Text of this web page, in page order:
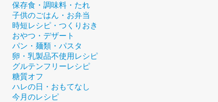
保存食・調味料・たれ
子供のごはん・お弁当
時短レシピ・つくりおき
おやつ・デザート
パン・麺類・パスタ
卵・乳製品不使用レシピ
グルテンフリーレシピ
糖質オフ
ハレの日・おもてなし
今月のレシピ